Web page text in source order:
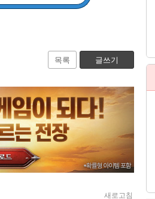
목록 글쓰기
새로고침